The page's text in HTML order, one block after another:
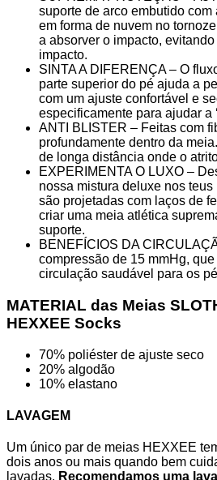
suporte de arco embutido
em forma de nuvem no
a absorver o impacto,
impacto.
SINTA A DIFERENÇA – O
parte superior do pé ajuda a
com um ajuste confortável e
especificamente para ajudar a
ANTI BLISTER – Feitas com
profundamente dentro da
de longa distância onde o
EXPERIMENTA O LUXO –
nossa mistura deluxe nos
são projetadas com laços de
criar uma meia atlética
suporte.
BENEFÍCIOS DA
compressão de 15 mmHg,
circulação saudável para os
MATERIAL das Meias
HEXXEE Socks
70% poliéster de ajuste seco
20% algodão
10% elastano
LAVAGEM
Um único par de meias HEXXEE
dois anos ou mais quando bem
lavadas. Recomendamos uma